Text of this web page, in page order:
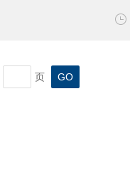
页